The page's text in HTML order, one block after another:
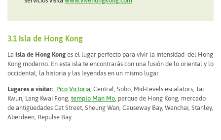
3.1 Isla de Hong Kong
La Isla de Hong Kong es el lugar perfecto para vivir la intensidad del Hong
Kong moderno. En esta isla te encontrarás con una fusión de lo oriental y lo
occidental, la historia y las leyendas en un mismo lugar.
Lugares a visitar: Pico Victoria , Central, Soho, Mid-Levels escalators, Tai
Kwun, Lang Kwai Fong, templo Man Mo , parque de Hong Kong, mercado
de antigüedades Cat Street, Sheung Wan, Causeway Bay, Wanchai, Stanley,
Aberdeen, Repulse Bay.